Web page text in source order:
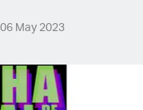
06 May 2023